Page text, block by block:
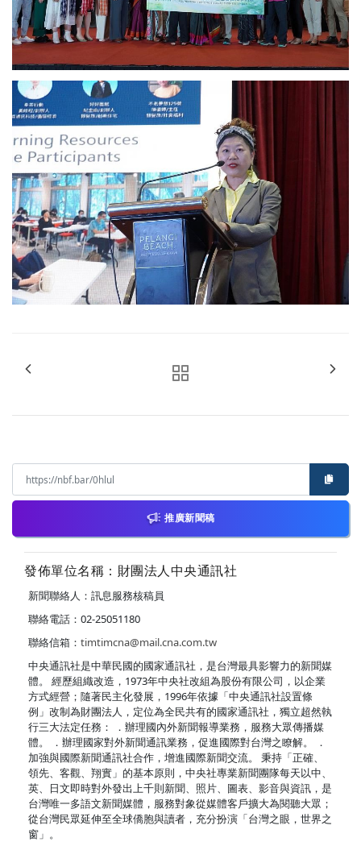
推廣新聞稿
發佈單位名稱：財團法人中央通訊社
新聞聯絡人：訊息服務核稿員
聯絡電話：02-25051180
聯絡信箱： timtimcna@mail.cna.com.tw
中央通訊社是中華民國的國家通訊社，是台灣最具影響力的新聞媒
體。 經歷組織改造，1973年中央社改組為股份有限公司，以企業
方式經營；隨著民主化發展，1996年依據「中央通訊社設置條
例」改制為財團法人，定位為全民共有的國家通訊社，獨立超然執
行三大法定任務： ．辦理國內外新聞報導業務，服務大眾傳播媒
體。 ．辦理國家對外新聞通訊業務，促進國際對台灣之瞭解。 ．
加強與國際新聞通訊社合作，增進國際新聞交流。 秉持「正確、
領先、客觀、翔實」的基本原則，中央社專業新聞團隊每天以中、
英、日文即時對外發出上千則新聞、照片、圖表、影音與資訊，是
台灣唯一多語文新聞媒體，服務對象從媒體客戶擴大為閱聽大眾；
從台灣民眾延伸至全球僑胞與讀者，充分扮演「台灣之眼，世界之
窗」。